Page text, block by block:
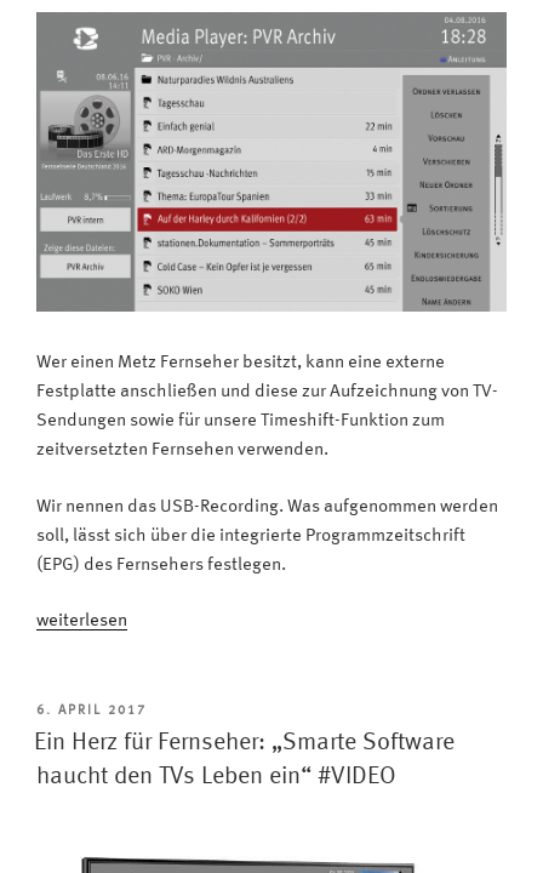
Wer einen Metz Fernseher besitzt, kann eine externe
Festplatte anschließen und diese zur Aufzeichnung von TV-
Sendungen sowie für unsere Timeshift-Funktion zum
zeitversetzten Fernsehen verwenden.
Wir nennen das USB-Recording. Was aufgenommen werden
soll, lässt sich über die integrierte Programmzeitschrift
(EPG) des Fernsehers festlegen.
„USB-
lässt
sich
mit
weiterlesen
VERÖFFENTLICHT
AM
6. APRIL 2017
Ein Herz für Fernseher: „Smarte Software
haucht den TVs Leben ein“ #VIDEO